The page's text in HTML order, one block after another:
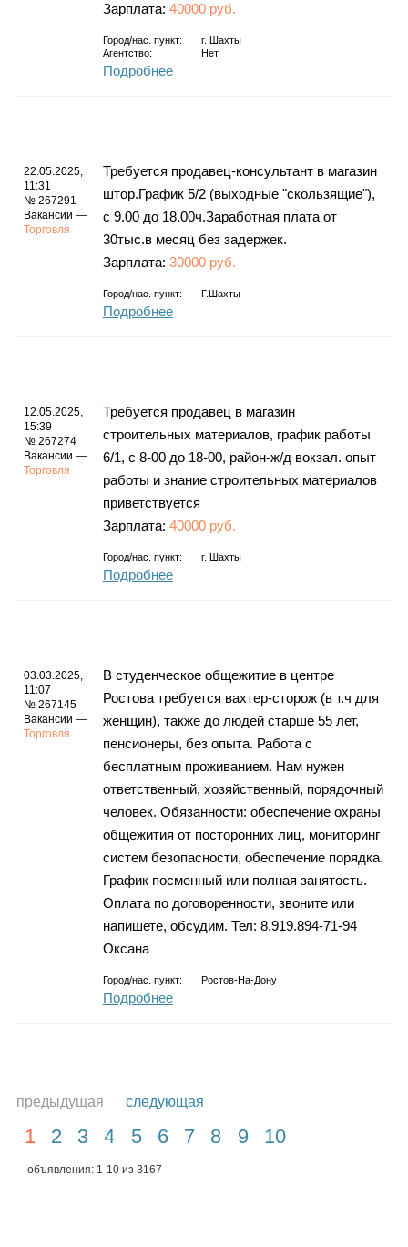
Зарплата: 40000 руб.
Город/нас. пункт: г.
Шахты
Агентство:
Нет
Подробнее
22.05.2025,
11:31
№ 267291
Вакансии —
Торговля
Требуется продавец-консультант в магазин
штор.График 5/2 (выходные "скользящие"),
с 9.00 до 18.00ч.Заработная плата от
30тыс.в месяц без задержек.
Зарплата: 30000 руб.
Город/нас. пункт: Г.Шахты
Подробнее
12.05.2025,
15:39
№ 267274
Вакансии —
Торговля
Требуется продавец в магазин
строительных материалов, график работы
6/1, с 8-00 до 18-00, район-ж/д вокзал. опыт
работы и знание строительных материалов
приветствуется
Зарплата: 40000 руб.
Город/нас. пункт: г. Шахты
Подробнее
03.03.2025,
11:07
№ 267145
Вакансии —
Торговля
В студенческое общежитие в центре
Ростова требуется вахтер-сторож (в т.ч для
женщин), также до людей старше 55 лет,
пенсионеры, без опыта. Работа с
бесплатным проживанием. Нам нужен
ответственный, хозяйственный, порядочный
человек. Обязанности: обеспечение охраны
общежития от посторонних лиц, мониторинг
систем безопасности, обеспечение порядка.
График посменный или полная занятость.
Оплата по договоренности, звоните или
напишете, обсудим. Тел: 8.919.894-71-94
Оксана
Город/нас. пункт: Ростов-На-Дону
Подробнее
предыдущая следующая
1 2 3 4 5 6 7 8 9 10
объявления: 1-10 из 3167